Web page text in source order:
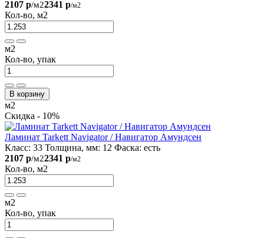
2107 р/м22341 р/м2
Кол-во, м2
м2
Кол-во, упак
В корзину
м2
Скидка - 10%
Ламинат Tarkett Navigator / Навигатор Амундсен
Класс: 33 Толщина, мм: 12 Фаска: есть
2107 р/м22341 р/м2
Кол-во, м2
м2
Кол-во, упак